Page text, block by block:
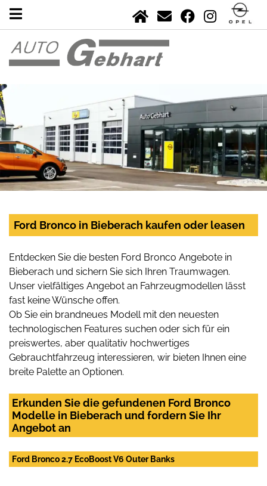
Ford Bronco in Bieberach kaufen oder leasen
Entdecken Sie die besten Ford Bronco Angebote in
Bieberach und sichern Sie sich Ihren Traumwagen.
Unser vielfältiges Angebot an Fahrzeugmodellen lässt
fast keine Wünsche offen.
Ob Sie ein brandneues Modell mit den neuesten
technologischen Features suchen oder sich für ein
preiswertes, aber qualitativ hochwertiges
Gebrauchtfahrzeug interessieren, wir bieten Ihnen eine
breite Palette an Optionen.
Erkunden Sie die gefundenen Ford Bronco
Modelle in Bieberach und fordern Sie Ihr
Angebot an
Ford Bronco 2.7 EcoBoost V6 Outer Banks